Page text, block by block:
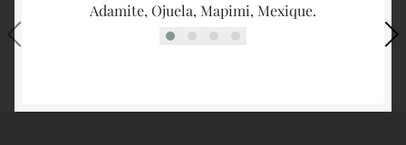
Adamite, Ojuela, Mapimi, Mexique.